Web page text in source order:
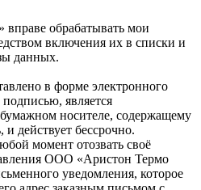
обрабатывать мои
включения их в списки и
данных.
в форме электронного
является
носителе, содержащему
действует бессрочно.
момент отозвать своё
ООО «Аристон Термо
уведомления, которое